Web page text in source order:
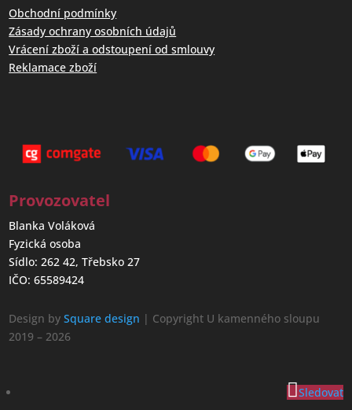
Obchodní podmínky
Zásady ochrany osobních údajů
Vrácení zboží a odstoupení od smlouvy
Reklamace zboží
Provozovatel
Blanka Voláková
Fyzická osoba
Sídlo: 262 42, Třebsko 27
IČO: 65589424
Design bySquare design | Copyright U kamenného sloupu
2019 – 2026
Sledovat